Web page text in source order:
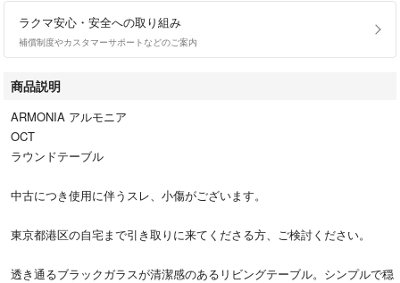
ラクマ安心・安全への取り組み
補償制度やカスタマーサポートなどのご案内
商品説明
ARMONIA アルモニア
OCT
ラウンドテーブル
中古につき使用に伴うスレ、小傷がございます。
東京都港区の自宅まで引き取りに来てくださる方、ご検討ください。
透き通るブラックガラスが清潔感のあるリビングテーブル。シンプルで穏